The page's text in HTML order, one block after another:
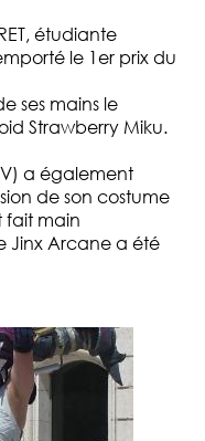
étudiante
le 1er prix du
ses mains le
Strawberry Miku.
a également
de son costume
fait main
Jinx Arcane a été